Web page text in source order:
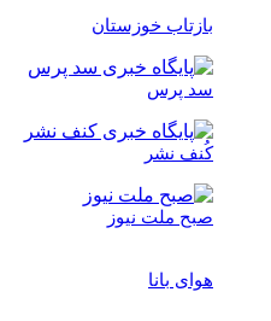
بازتاب خوزستان
سد پرس
کُنف نشر
صبح ملت نیوز
هوای بانا